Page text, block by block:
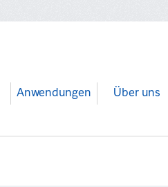
Anwendungen Über uns